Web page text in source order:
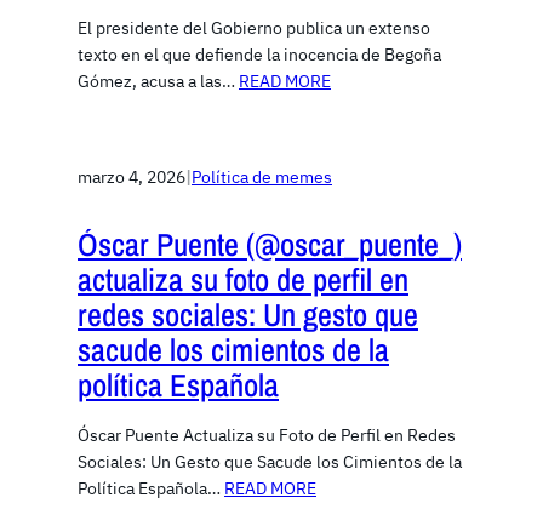
El presidente del Gobierno publica un extenso
texto en el que defiende la inocencia de Begoña
Gómez, acusa a las… READ MORE
marzo 4, 2026 Política de memes
Óscar Puente (@oscar_puente_)
actualiza su foto de perfil en
redes sociales: Un gesto que
sacude los cimientos de la
política Española
Óscar Puente Actualiza su Foto de Perfil en Redes
Sociales: Un Gesto que Sacude los Cimientos de la
Política Española… READ MORE